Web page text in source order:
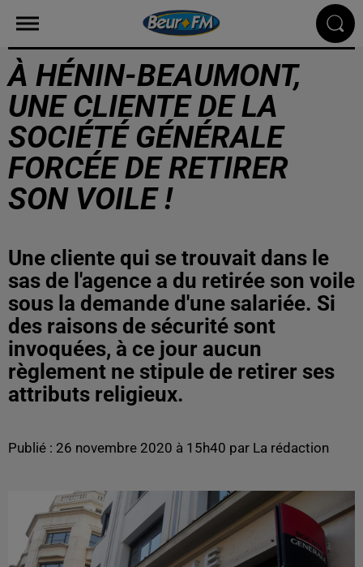
À HÉNIN-BEAUMONT,
UNE CLIENTE DE LA
SOCIÉTÉ GÉNÉRALE
FORCÉE DE RETIRER
SON VOILE !
Une cliente qui se trouvait dans le
sas de l'agence a du retirée son voile
sous la demande d'une salariée. Si
des raisons de sécurité sont
invoquées, à ce jour aucun
règlement ne stipule de retirer ses
attributs religieux.
Publié : 26 novembre 2020 à 15h40 par La rédaction